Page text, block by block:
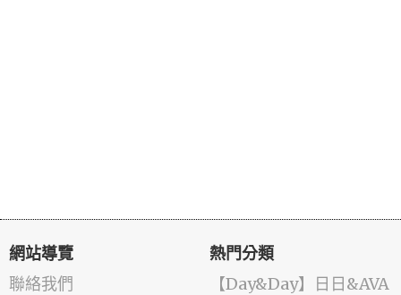
網站導覽
聯絡我們
熱門分類
️【Day&Day】️日日&AVA